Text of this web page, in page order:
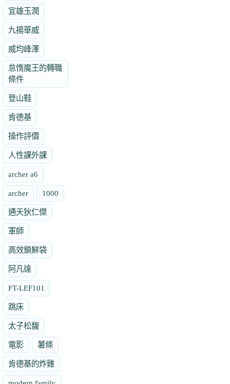
宜雄玉潤
九揚華威
威均峰澤
怠惰魔王的轉職
條件
登山鞋
肯德基
操作評價
人性課外課
archer a6
archer 1000
通天狄仁傑
軍師
高效鎖鮮袋
阿凡達
FT-LEF101
跳床
太子松馥
電影 薯條
肯德基的炸雞